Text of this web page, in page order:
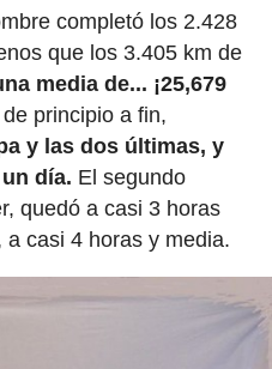
completó los 2.428
que los 3.405 km de
media de... ¡25,679
principio a fin,
y las dos últimas, y
día. El segundo
quedó a casi 3 horas
casi 4 horas y media.